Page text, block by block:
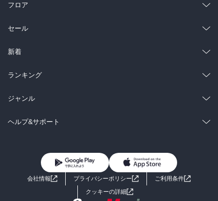
フロア
総合
ラノベ
雑誌・グラビア
BL・TL
セール
総合
ラノベ
雑誌・グラビア
BL・TL
新着
総合
ラノベ
雑誌・グラビア
ランキング
総合
ラノベ
ジャンル
コミック
ライトノベル 男子向けラノベ
小説
ヘルプ&サポート
よくあるご質問 お問い合わせ
会社情報 プライバシーポリシー
ご利用条件
クッキーの詳細